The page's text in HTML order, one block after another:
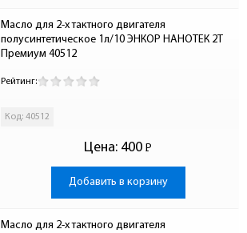
Масло для 2-х тактного двигателя
полусинтетическое 1л/10 ЭНКОР НАНОТЕК 2Т
Премиум 40512
Рейтинг:
Код: 40512
Цена: 400 Р
-
Добавить в корзину
Масло для 2-х тактного двигателя